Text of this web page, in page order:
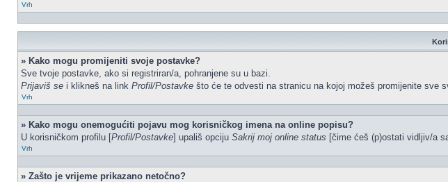
Vrh
» Kako mogu promijeniti svoje postavke?
Sve tvoje postavke, ako si registriran/a, pohranjene su u bazi.
Prijaviš se i klikneš na link Profil/Postavke što će te odvesti na stranicu na kojoj možeš promijenite sve
Vrh
» Kako mogu onemogućiti pojavu mog korisničkog imena na online popisu?
U korisničkom profilu [Profil/Postavke] upališ opciju Sakrij moj online status [čime ćeš (p)ostati vidljiv/a
Vrh
» Zašto je vrijeme prikazano netočno?